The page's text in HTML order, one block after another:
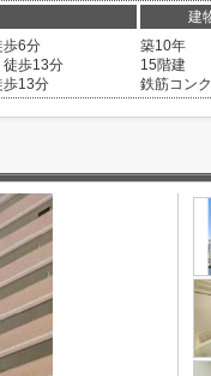
建
歩6分
徒歩13分
歩13分
築10年
15階建
鉄筋コン